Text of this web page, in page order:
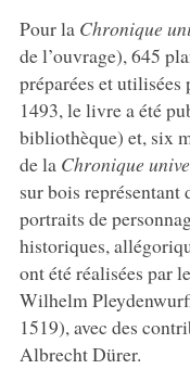
Pour la Chronique
de l’ouvrage), 645
préparées et
1493, le livre a été
bibliothèque) et, six
de la Chronique
sur bois représentant
portraits de
historiques,
ont été réalisées par
Wilhelm
1519), avec des
Albrecht Dürer.